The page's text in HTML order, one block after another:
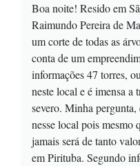
Boa noite! Resido em
Raimundo Pereira de
um corte de todas as
conta de um
informações 47 torres,
neste local e é imensa a
severo. Minha
nesse local pois mesmo
jamais será de tanto
em Pirituba. Segundo